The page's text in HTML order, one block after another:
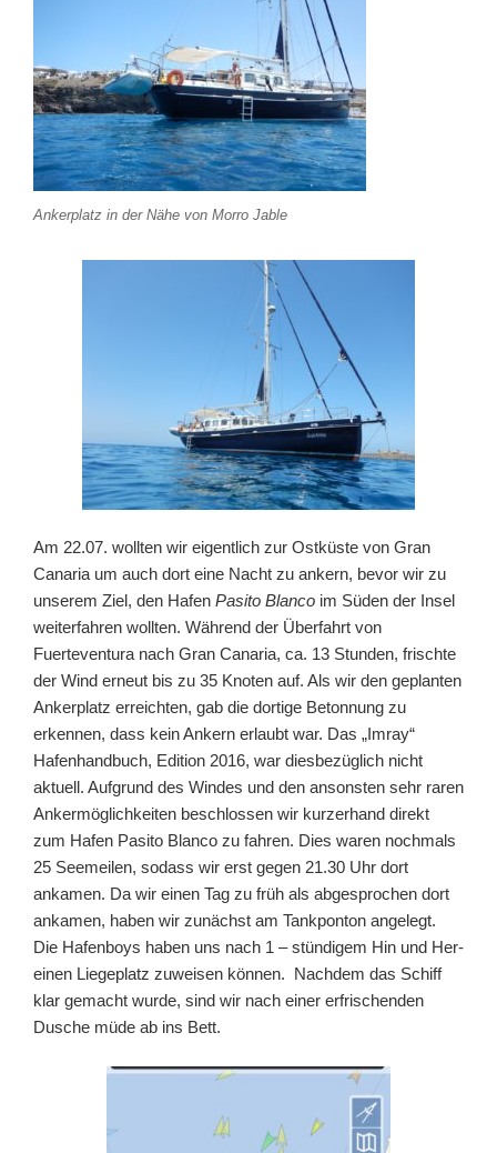
Ankerplatz in der Nähe von Morro Jable
Am 22.07. wollten wir eigentlich zur Ostküste von Gran
Canaria um auch dort eine Nacht zu ankern, bevor wir zu
unserem Ziel, den Hafen Pasito Blanco im Süden der Insel
weiterfahren wollten. Während der Überfahrt von
Fuerteventura nach Gran Canaria, ca. 13 Stunden, frischte
der Wind erneut bis zu 35 Knoten auf. Als wir den geplanten
Ankerplatz erreichten, gab die dortige Betonnung zu
erkennen, dass kein Ankern erlaubt war. Das „Imray“
Hafenhandbuch, Edition 2016, war diesbezüglich nicht
aktuell. Aufgrund des Windes und den ansonsten sehr raren
Ankermöglichkeiten beschlossen wir kurzerhand direkt
zum Hafen Pasito Blanco zu fahren. Dies waren nochmals
25 Seemeilen, sodass wir erst gegen 21.30 Uhr dort
ankamen. Da wir einen Tag zu früh als abgesprochen dort
ankamen, haben wir zunächst am Tankponton angelegt.
Die Hafenboys haben uns nach 1 – stündigem Hin und Her-
einen Liegeplatz zuweisen können. Nachdem das Schiff
klar gemacht wurde, sind wir nach einer erfrischenden
Dusche müde ab ins Bett.